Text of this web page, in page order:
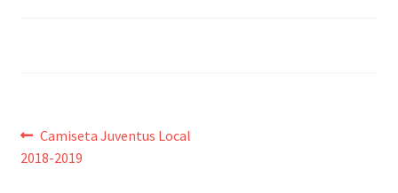
Navegación
de
Anterior:
Camiseta Juventus Local
2018-2019